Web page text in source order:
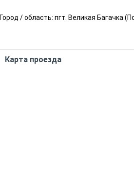
Город / область: пгт. Великая Багачка (
Карта проезда